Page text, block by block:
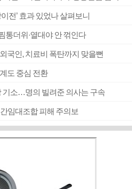
전’ 효과 있었나 살펴보니
더위·열대야 안 꺾인다
국인, 치료비 폭탄까지 맞을뻔
도 중심 전환
기소…명의 빌려준 의사는 구속
임대조합 피해 주의보